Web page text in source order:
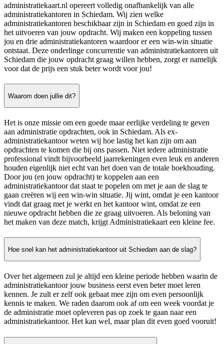
administratiekaart.nl opereert volledig onafhankelijk van alle
administratiekantoren in Schiedam. Wij zien welke
administratiekantoren beschikbaar zijn in Schiedam en goed zijn in
het uitvoeren van jouw opdracht. Wij maken een koppeling tussen
jou en drie administratiekantoren waardoor er een win-win situatie
ontstaat. Deze onderlinge concurrentie van administratiekantoren uit
Schiedam die jouw opdracht graag willen hebben, zorgt er namelijk
voor dat de prijs een stuk beter wordt voor jou!
Waarom doen jullie dit?
Het is onze missie om een goede maar eerlijke verdeling te geven
aan administratie opdrachten, ook in Schiedam. Als ex-
administratiekantoor weten wij hoe lastig het kan zijn om aan
opdrachten te komen die bij ons passen. Niet iedere administratie
professional vindt bijvoorbeeld jaarrekeningen even leuk en anderen
houden eigenlijk niet echt van het doen van de totale boekhouding.
Door jou (en jouw opdracht) te koppelen aan een
administratiekantoor dat staat te popelen om met je aan de slag te
gaan creëren wij een win-win situatie. Jij wint, omdat je een kantoor
vindt dat graag met je werkt en het kantoor wint, omdat ze een
nieuwe opdracht hebben die ze graag uitvoeren. Als beloning van
het maken van deze match, krijgt Administratiekaart een kleine fee.
Hoe snel kan het administratiekantoor uit Schiedam aan de slag?
Over het algemeen zul je altijd een kleine periode hebben waarin de
administratiekantoor jouw business eerst even beter moet leren
kennen. Je zult er zelf ook gebaat mee zijn om even persoonlijk
kennis te maken. We raden daarom ook af om een week voordat je
de administratie moet opleveren pas op zoek te gaan naar een
administratiekantoor. Het kan wel, maar plan dit even goed vooruit!